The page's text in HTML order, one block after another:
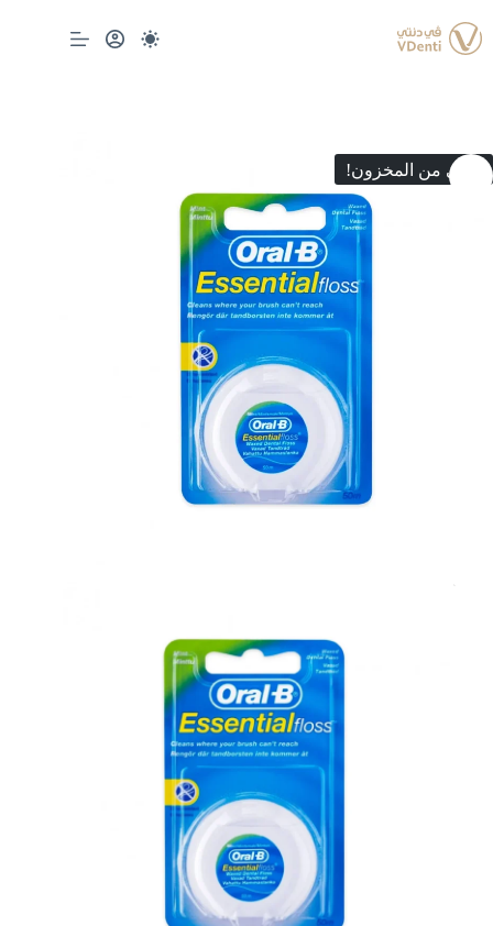
إلى
المحتوى
انتهى من المخزون!